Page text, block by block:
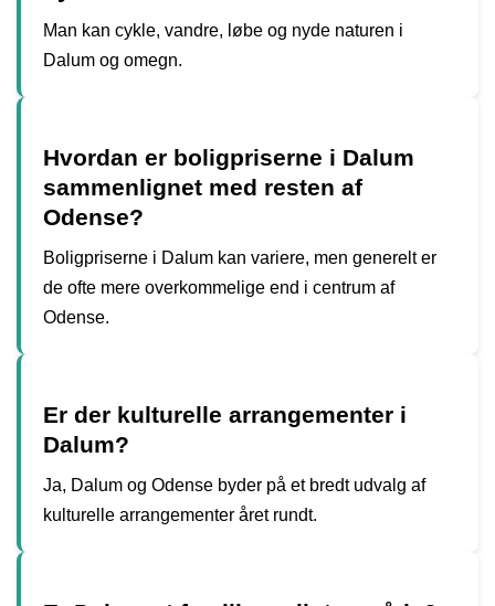
Man kan cykle, vandre, løbe og nyde naturen i
Dalum og omegn.
Hvordan er boligpriserne i Dalum
sammenlignet med resten af
Odense?
Boligpriserne i Dalum kan variere, men generelt er
de ofte mere overkommelige end i centrum af
Odense.
Er der kulturelle arrangementer i
Dalum?
Ja, Dalum og Odense byder på et bredt udvalg af
kulturelle arrangementer året rundt.